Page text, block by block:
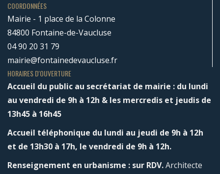
COORDONNÉES
Mairie - 1 place de la Colonne
84800 Fontaine-de-Vaucluse
04 90 20 31 79
mairie@fontainedevaucluse.fr
HORAIRES D'OUVERTURE
Accueil du public au secrétariat de mairie : du lundi
au vendredi de 9h à 12h & les mercredis et jeudis de
13h45 à 16h45
Accueil téléphonique du lundi au jeudi de 9h à 12h
et de 13h30 à 17h, le vendredi de 9h à 12h.
Renseignement en urbanisme : sur RDV.Architecte